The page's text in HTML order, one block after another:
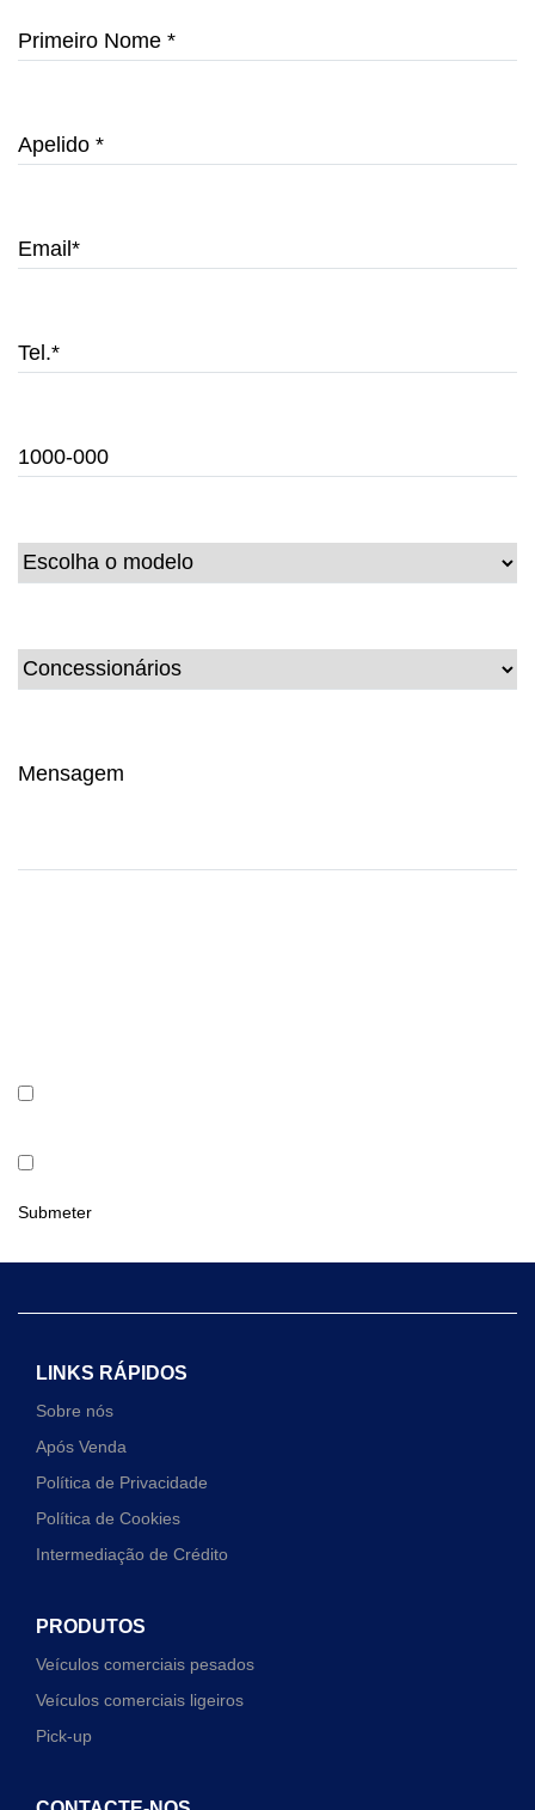
Consentimento
Comunicações
Submeter
LINKS RÁPIDOS
Sobre nós
Após Venda
Política de Privacidade
Política de Cookies
Intermediação de Crédito
PRODUTOS
Veículos comerciais pesados
Veículos comerciais ligeiros
Pick-up